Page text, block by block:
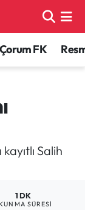
Çorum FK
Salih
1 DK
SÜRESI